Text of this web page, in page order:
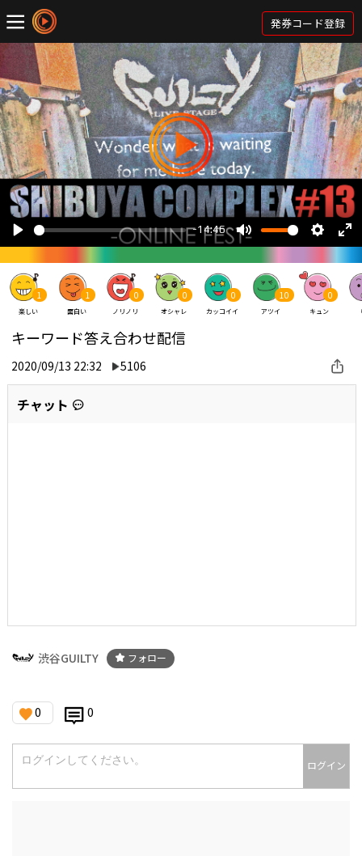
発券コード登録
1
楽しい
1
面白い
0
ノリノリ
0
オシャレ
0
カッコイイ
10
アツイ
0
キュン
キーワード答え合わせ配信
2020/09/13 22:32 5106
チャット
渋谷GUILTY フォロー
0 0
ログイン